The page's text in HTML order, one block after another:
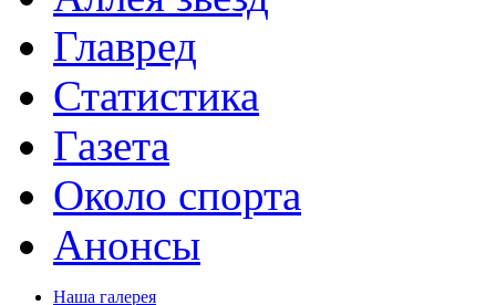
Главред
Статистика
Газета
Около спорта
Анонсы
Наша галерея